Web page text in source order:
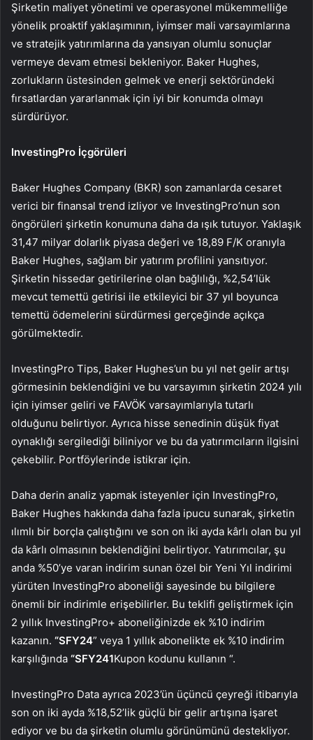
Şirketin maliyet yönetimi ve operasyonel mükemmelliğe
yönelik proaktif yaklaşımının, iyimser mali varsayımlarına
ve stratejik yatırımlarına da yansıyan olumlu sonuçlar
vermeye devam etmesi bekleniyor. Baker Hughes,
zorlukların üstesinden gelmek ve enerji sektöründeki
fırsatlardan yararlanmak için iyi bir konumda olmayı
sürdürüyor.
InvestingPro İçgörüleri
Baker Hughes Company (BKR) son zamanlarda cesaret
verici bir finansal trend izliyor ve InvestingPro’nun son
öngörüleri şirketin konumuna daha da ışık tutuyor. Yaklaşık
31,47 milyar dolarlık piyasa değeri ve 18,89 F/K oranıyla
Baker Hughes, sağlam bir yatırım profilini yansıtıyor.
Şirketin hissedar getirilerine olan bağlılığı, %2,54’lük
mevcut temettü getirisi ile etkileyici bir 37 yıl boyunca
temettü ödemelerini sürdürmesi gerçeğinde açıkça
görülmektedir.
InvestingPro Tips, Baker Hughes’un bu yıl net gelir artışı
görmesinin beklendiğini ve bu varsayımın şirketin 2024 yılı
için iyimser geliri ve FAVÖK varsayımlarıyla tutarlı
olduğunu belirtiyor. Ayrıca hisse senedinin düşük fiyat
oynaklığı sergilediği biliniyor ve bu da yatırımcıların ilgisini
çekebilir. Portföylerinde istikrar için.
Daha derin analiz yapmak isteyenler için InvestingPro,
Baker Hughes hakkında daha fazla ipucu sunarak, şirketin
ılımlı bir borçla çalıştığını ve son on iki ayda kârlı olan bu yıl
da kârlı olmasının beklendiğini belirtiyor. Yatırımcılar, şu
anda %50’ye varan indirim sunan özel bir Yeni Yıl indirimi
yürüten InvestingPro aboneliği sayesinde bu bilgilere
önemli bir indirimle erişebilirler. Bu teklifi geliştirmek için
2 yıllık InvestingPro+ aboneliğinizde ek %10 indirim
kazanın. “SFY24” veya 1 yıllık abonelikte ek %10 indirim
karşılığında “SFY241Kupon kodunu kullanın “.
InvestingPro Data ayrıca 2023’ün üçüncü çeyreği itibarıyla
son on iki ayda %18,52’lik güçlü bir gelir artışına işaret
ediyor ve bu da şirketin olumlu görünümünü destekliyor.